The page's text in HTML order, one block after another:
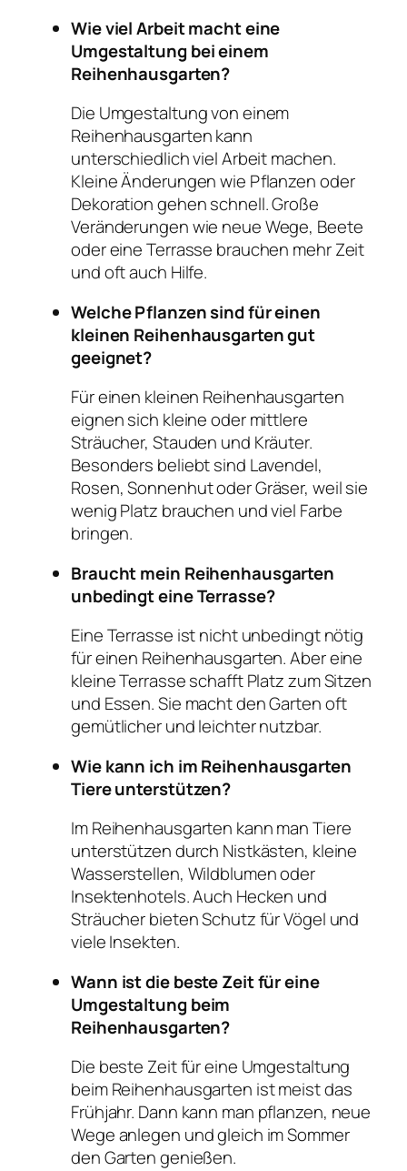
Wie viel Arbeit macht eine
Umgestaltung bei einem
Reihenhausgarten?
Die Umgestaltung von einem
Reihenhausgarten kann
unterschiedlich viel Arbeit machen.
Kleine Änderungen wie Pflanzen oder
Dekoration gehen schnell. Große
Veränderungen wie neue Wege, Beete
oder eine Terrasse brauchen mehr Zeit
und oft auch Hilfe.
Welche Pflanzen sind für einen
kleinen Reihenhausgarten gut
geeignet?
Für einen kleinen Reihenhausgarten
eignen sich kleine oder mittlere
Sträucher, Stauden und Kräuter.
Besonders beliebt sind Lavendel,
Rosen, Sonnenhut oder Gräser, weil sie
wenig Platz brauchen und viel Farbe
bringen.
Braucht mein Reihenhausgarten
unbedingt eine Terrasse?
Eine Terrasse ist nicht unbedingt nötig
für einen Reihenhausgarten. Aber eine
kleine Terrasse schafft Platz zum Sitzen
und Essen. Sie macht den Garten oft
gemütlicher und leichter nutzbar.
Wie kann ich im Reihenhausgarten
Tiere unterstützen?
Im Reihenhausgarten kann man Tiere
unterstützen durch Nistkästen, kleine
Wasserstellen, Wildblumen oder
Insektenhotels. Auch Hecken und
Sträucher bieten Schutz für Vögel und
viele Insekten.
Wann ist die beste Zeit für eine
Umgestaltung beim
Reihenhausgarten?
Die beste Zeit für eine Umgestaltung
beim Reihenhausgarten ist meist das
Frühjahr. Dann kann man pflanzen, neue
Wege anlegen und gleich im Sommer
den Garten genießen.